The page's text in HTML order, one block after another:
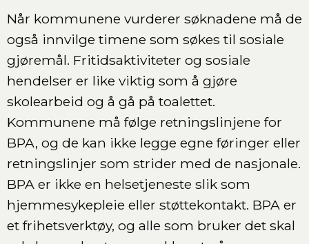
Når kommunene vurderer søknadene må de
også innvilge timene som søkes til sosiale
gjøremål. Fritidsaktiviteter og sosiale
hendelser er like viktig som å gjøre
skolearbeid og å gå på toalettet.
Kommunene må følge retningslinjene for
BPA, og de kan ikke legge egne føringer eller
retningslinjer som strider med de nasjonale.
BPA er ikke en helsetjeneste slik som
hjemmesykepleie eller støttekontakt. BPA er
et frihetsverktøy, og alle som bruker det skal